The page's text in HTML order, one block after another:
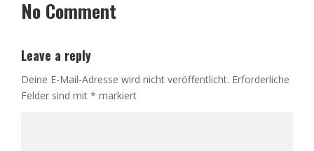
No Comment
Leave a reply
Deine E-Mail-Adresse wird nicht veröffentlicht. Erforderliche
Felder sind mit * markiert